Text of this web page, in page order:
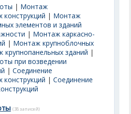
| Монтаж
| Монтаж
элементов и зданий
| Монтаж каркасно-
| Монтаж крупноблочных
крупнопанельных зданий |
при возведении
|Соединение
|Соединение
(38 записей)